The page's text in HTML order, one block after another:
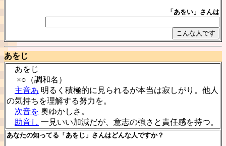
「あをい」さんは
あをじ
あをじ
×○（調和名）
主音あ 明るく積極的に見られるが本当は寂しがり。他人
の気持ちを理解する努力を。
次音を 奥ゆかしさ。
助音し 一見いい加減だが、意志の強さと責任感を持つ。
あなたの知ってる「あをじ」さんはどんな人ですか？